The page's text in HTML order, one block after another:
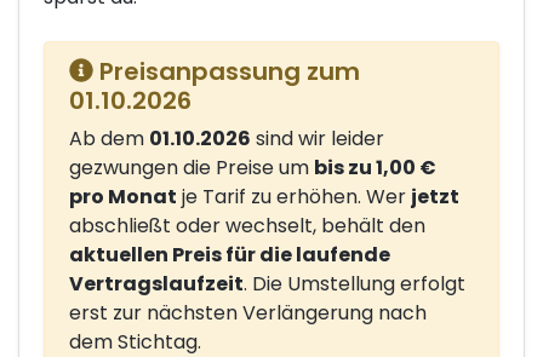
Preisanpassung zum
01.10.2026
Ab dem 01.10.2026 sind wir leider
gezwungen die Preise um bis zu 1,00 €
pro Monat je Tarif zu erhöhen. Wer jetzt
abschließt oder wechselt, behält den
aktuellen Preis für die laufende
Vertragslaufzeit. Die Umstellung erfolgt
erst zur nächsten Verlängerung nach
dem Stichtag.